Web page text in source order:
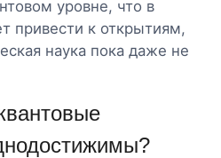
уровне, что в
привести к открытиям,
наука пока даже не